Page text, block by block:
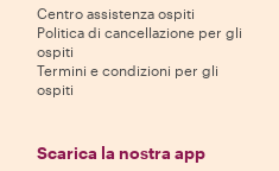
Centro assistenza ospiti
Politica di cancellazione per gli
ospiti
Termini e condizioni per gli
ospiti
Scarica la nostra app